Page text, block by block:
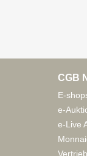
CGB
E-
e-
e-Live